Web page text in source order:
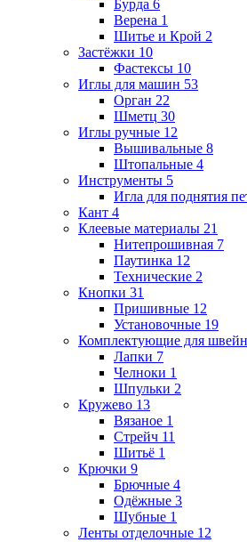
Бурда 6
Верена 1
Шитье и Крой 2
Застёжки 10
Фастексы 10
Иглы для машин 53
Орган 22
Шметц 30
Иглы ручные 12
Вышивальные 8
Штопальные 4
Инструменты 5
Игла для поднятия
Кант 4
Клеевые материалы 21
Нитепрошивная 7
Паутинка 12
Технические 2
Кнопки 31
Пришивные 12
Установочные 19
Комплектующие для
Лапки 7
Челноки 1
Шпульки 2
Кружево 13
Вязаное 1
Стрейч 11
Шитьё 1
Крючки 9
Брючные 4
Одёжные 3
Шубные 1
Ленты отделочные 12